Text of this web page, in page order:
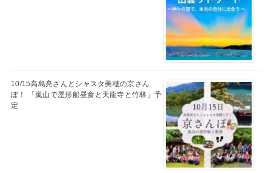
10/15高島亮さんとシャスタ美穂の京さん
ぽ！ 「嵐山で屋形船昼食と天龍寺と竹林」予
定